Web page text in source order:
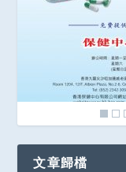
文章歸檔